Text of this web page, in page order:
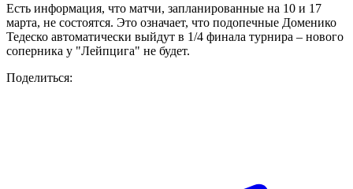
Есть информация, что матчи, запланированные на 10 и 17
марта, не состоятся. Это означает, что подопечные Доменико
Тедеско автоматически выйдут в 1/4 финала турнира – нового
соперника у "Лейпцига" не будет.
Поделиться: